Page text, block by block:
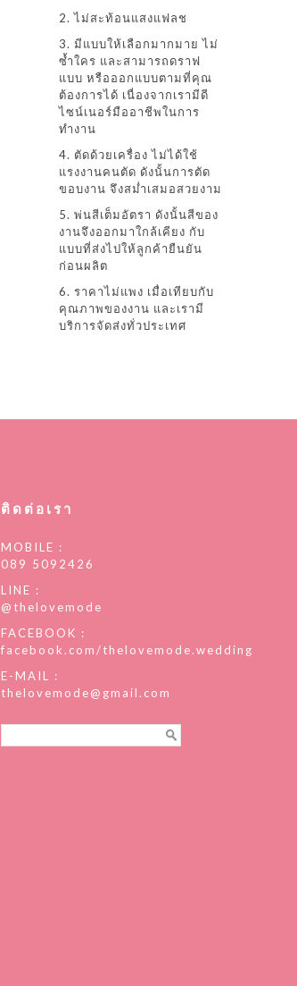
2. ไม่สะท้อนแสงแฟลช
3. มีแบบให้เลือกมากมาย ไม่
ซ้ำใคร และสามารถดราฟ
แบบ หรือออกแบบตามที่คุณ
ต้องการได้ เนื่องจากเรามีดี
ไซน์เนอร์มืออาชีพในการ
ทำงาน
4. ตัดด้วยเครื่อง ไม่ได้ใช้
แรงงานคนตัด ดังนั้นการตัด
ขอบงาน จึงสม่ำเสมอสวยงาม
5. พ่นสีเต็มอัตรา ดังนั้นสีของ
งานจึงออกมาใกล้เคียง กับ
แบบที่ส่งไปให้ลูกค้ายืนยัน
ก่อนผลิต
6. ราคาไม่แพง เมื่อเทียบกับ
คุณภาพของงาน และเรามี
บริการจัดส่งทั่วประเทศ
ติดต่อเรา
MOBILE :
089 5092426
LINE :
@thelovemode
FACEBOOK :
facebook.com/thelovemode.wedding
E-MAIL :
thelovemode@gmail.com